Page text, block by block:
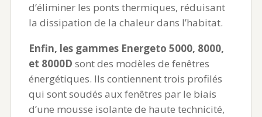
d’éliminer les ponts thermiques, réduisant
la dissipation de la chaleur dans l’habitat.
Enfin, les gammes Energeto 5000, 8000,
et 8000D sont des modèles de fenêtres
énergétiques. Ils contiennent trois profilés
qui sont soudés aux fenêtres par le biais
d’une mousse isolante de haute technicité,